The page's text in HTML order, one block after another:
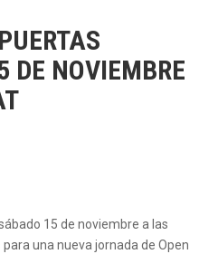
DE NOVIEMBRE
15 de noviembre a las
una nueva jornada de Open